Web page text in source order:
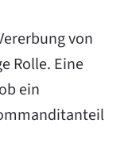
von
Rolle. Eine
ein